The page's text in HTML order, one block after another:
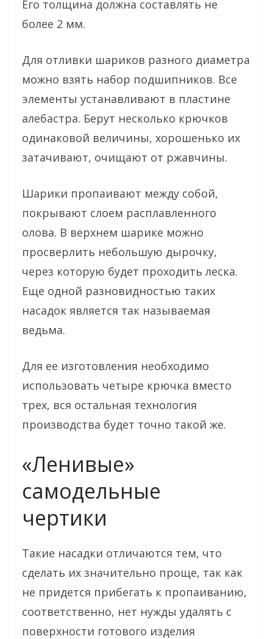
Его толщина должна составлять не
более 2 мм.
Для отливки шариков разного диаметра
можно взять набор подшипников. Все
элементы устанавливают в пластине
алебастра. Берут несколько крючков
одинаковой величины, хорошенько их
затачивают, очищают от ржавчины.
Шарики пропаивают между собой,
покрывают слоем расплавленного
олова. В верхнем шарике можно
просверлить небольшую дырочку,
через которую будет проходить леска.
Еще одной разновидностью таких
насадок является так называемая
ведьма.
Для ее изготовления необходимо
использовать четыре крючка вместо
трех, вся остальная технология
производства будет точно такой же.
«Ленивые»
самодельные
чертики
Такие насадки отличаются тем, что
сделать их значительно проще, так как
не придется прибегать к пропаиванию,
соответственно, нет нужды удалять с
поверхности готового изделия